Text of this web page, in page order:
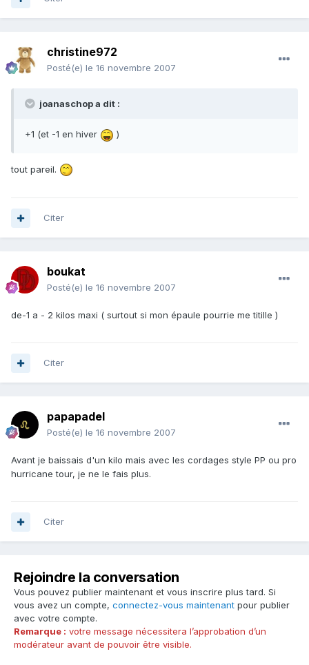
christine972
Posté(e) le 16 novembre 2007
joanaschop a dit :
+1 (et -1 en hiver )
tout pareil.
Citer
boukat
Posté(e) le 16 novembre 2007
de-1 a - 2 kilos maxi ( surtout si mon épaule pourrie me titille )
Citer
papapadel
Posté(e) le 16 novembre 2007
Avant je baissais d'un kilo mais avec les cordages style PP ou pro
hurricane tour, je ne le fais plus.
Citer
Rejoindre la conversation
Vous pouvez publier maintenant et vous inscrire plus tard. Si
vous avez un compte, connectez-vous maintenant pour publier
avec votre compte.
Remarque : votre message nécessitera l’approbation d’un
modérateur avant de pouvoir être visible.